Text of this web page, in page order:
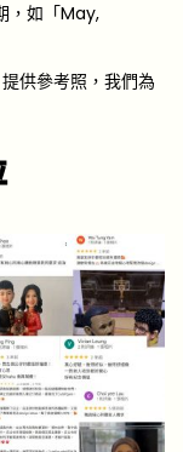
，如「May,
供參考照，我們為